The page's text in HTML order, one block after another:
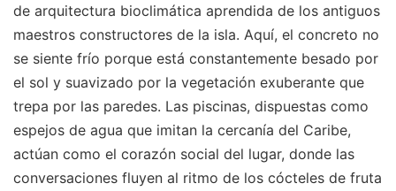
de arquitectura bioclimática aprendida de los antiguos
maestros constructores de la isla. Aquí, el concreto no
se siente frío porque está constantemente besado por
el sol y suavizado por la vegetación exuberante que
trepa por las paredes. Las piscinas, dispuestas como
espejos de agua que imitan la cercanía del Caribe,
actúan como el corazón social del lugar, donde las
conversaciones fluyen al ritmo de los cócteles de fruta